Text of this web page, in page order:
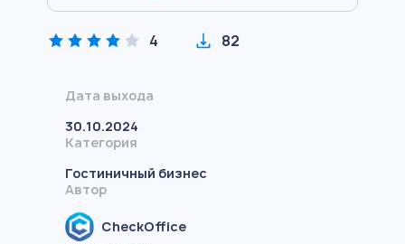
4 82
Дата выхода
30.10.2024
Категория
Гостиничный бизнес
Автор
CheckOffice